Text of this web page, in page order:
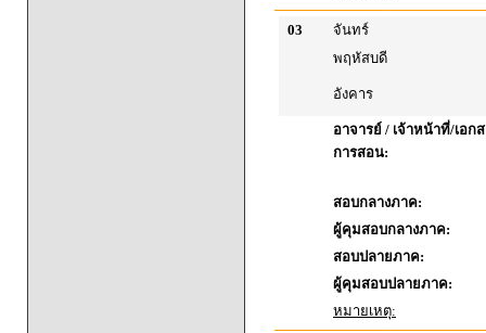
03
จันทร์
พฤหัสบดี
อังคาร
อาจารย์ / เจ้าหน้าที่/เอก
การสอน:
สอบกลางภาค:
ผู้คุมสอบกลางภาค:
สอบปลายภาค:
ผู้คุมสอบปลายภาค:
หมายเหตุ: